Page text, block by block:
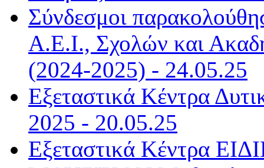
Σύνδεσμοι
Α.Ε.Ι., Σχολών και
(2024-2025) - 24.05.25
Εξεταστικά Κέντρα
2025 - 20.05.25
Εξεταστικά Κέντρα